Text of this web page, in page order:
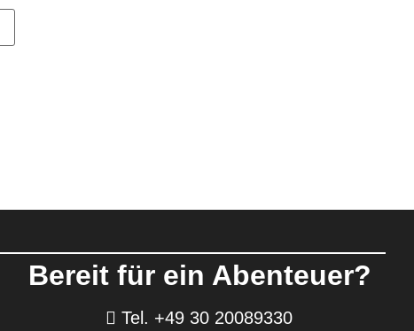
Bereit für ein Abenteuer?
Tel. +49 30 20089330